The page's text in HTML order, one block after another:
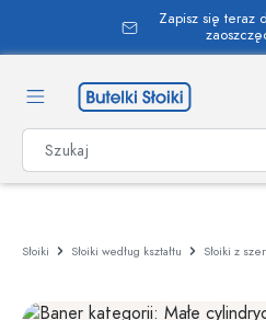
zawartości
Zapisz się teraz
Słoiki Słoiki według kształtu Słoiki z